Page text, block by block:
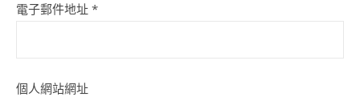
電子郵件地址 *
個人網站網址